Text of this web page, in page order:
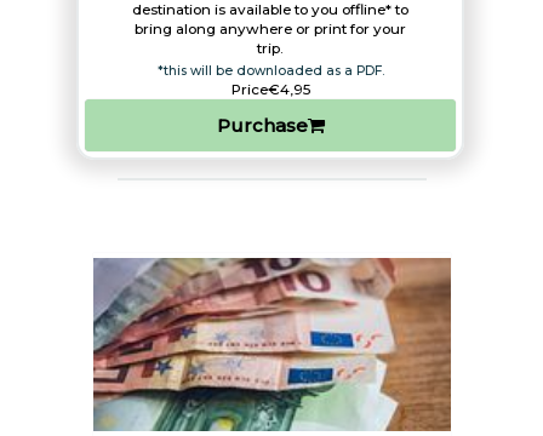
destination is available to you offline* to
bring along anywhere or print for your
trip.​
*this will be downloaded as a PDF.
Price€4,95
Purchase